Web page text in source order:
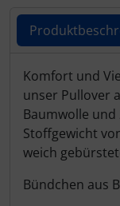
Komfort und
unser Pullover
Baumwolle und
Stoffgewicht
weich
Bündchen aus